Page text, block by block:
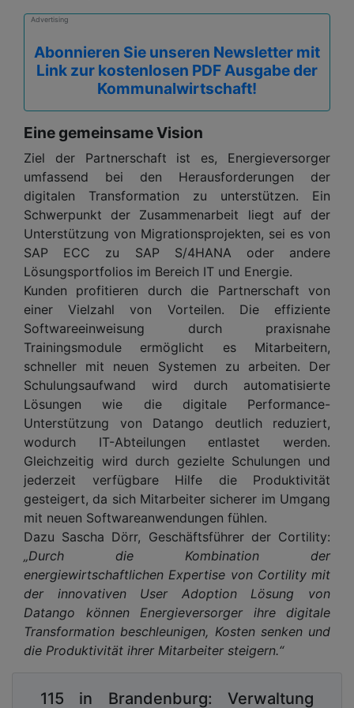
Advertising
Abonnieren Sie unseren Newsletter mit
Link zur kostenlosen PDF Ausgabe der
Kommunalwirtschaft!
Eine gemeinsame Vision
Ziel der Partnerschaft ist es, Energieversorger
umfassend bei den Herausforderungen der
digitalen Transformation zu unterstützen. Ein
Schwerpunkt der Zusammenarbeit liegt auf der
Unterstützung von Migrationsprojekten, sei es von
SAP ECC zu SAP S/4HANA oder andere
Lösungsportfolios im Bereich IT und Energie.
Kunden profitieren durch die Partnerschaft von
einer Vielzahl von Vorteilen. Die effiziente
Softwareeinweisung durch praxisnahe
Trainingsmodule ermöglicht es Mitarbeitern,
schneller mit neuen Systemen zu arbeiten. Der
Schulungsaufwand wird durch automatisierte
Lösungen wie die digitale Performance-
Unterstützung von Datango deutlich reduziert,
wodurch IT-Abteilungen entlastet werden.
Gleichzeitig wird durch gezielte Schulungen und
jederzeit verfügbare Hilfe die Produktivität
gesteigert, da sich Mitarbeiter sicherer im Umgang
mit neuen Softwareanwendungen fühlen.
Dazu Sascha Dörr, Geschäftsführer der Cortility:
„Durch die Kombination der
energiewirtschaftlichen Expertise von Cortility mit
der innovativen User Adoption Lösung von
Datango können Energieversorger ihre digitale
Transformation beschleunigen, Kosten senken und
die Produktivität ihrer Mitarbeiter steigern.“
115 in Brandenburg: Verwaltung